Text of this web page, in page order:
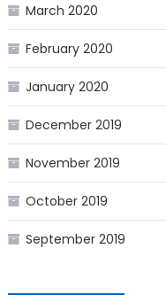
March 2020
February 2020
January 2020
December 2019
November 2019
October 2019
September 2019